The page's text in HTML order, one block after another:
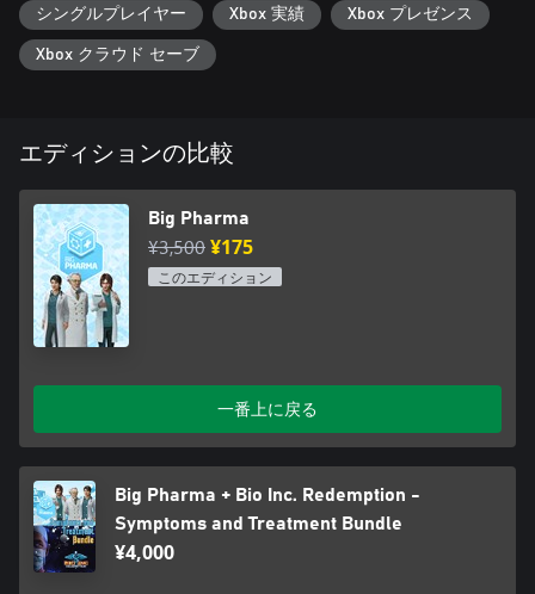
シングルプレイヤー Xbox 実績 Xbox プレゼンス
Xbox クラウド セーブ
エディションの比較
Big Pharma
¥3,500¥175
このエディション
一番上に戻る
Big Pharma + Bio Inc. Redemption -
Symptoms and Treatment Bundle
¥4,000